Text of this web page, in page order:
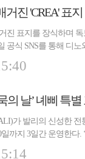
거진 'CREA' 표
진 표지를 장식하며
공식 SNS를 통해 디
의 날’ 녜삐 특
가 발리의 신성한 전
까지 3일간 운영한다.